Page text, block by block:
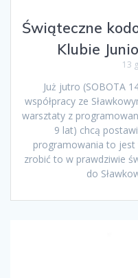
Świąteczne
Klubie
13
Już jutro (SOBOTA
współpracy ze
warsztaty z
9 lat) chcą
programowania to jest
zrobić to w prawdziwie
do